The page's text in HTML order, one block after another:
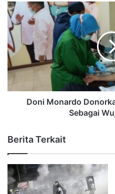
Doni Monardo
Sebagai
Berita Terkait